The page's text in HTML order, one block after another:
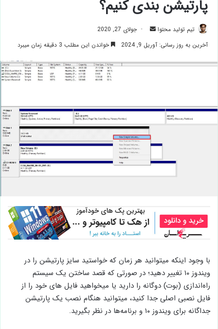
پارتیشن بندی کنیم؟
تیم تولید محتوا
ارسال
ایمیل
جولای 27, 2020
آخرین به روز رسانی: آوریل 9, 2024
خواندن این مطلب 3 دقیقه زمان میبرد
با وجود اینکه میتوانید هر زمان که خواستید سایز پارتیشن را در
ویندوز ۱۰ تغییر دهید؛ در صورتی که قصد ساختن یک سیستم
راه‌اندازی (بوت) دوگانه را دارید یا میخواهید فایل های خود را از
فایل نصبی اصلی جدا کنید، میتوانید هنگام نصب یک پارتیشن
جداگانه برای ویندوز ۱۰ و برنامه‌ها در نظر بگیرید.